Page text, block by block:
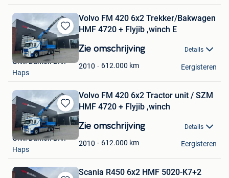
Bewaren
in
Mijn
Favorieten
Volvo FM 420 6x2 Trekker/Bakwagen
HMF 4720 + Flyjib ,winch E
Zie omschrijving Details
2010 612.000 km
G.W. Damen B.V.
Haps
Eergisteren
Bewaren
in
Mijn
Favorieten
Volvo FM 420 6x2 Tractor unit / SZM
HMF 4720 + Flyjib ,winch
Zie omschrijving Details
2010 612.000 km
G.W. Damen B.V.
Haps
Eergisteren
Scania R450 6x2 HMF 5020-K7+2